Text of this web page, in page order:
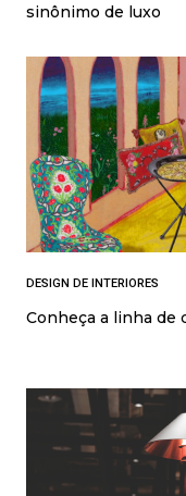
sinônimo de luxo
DESIGN DE INTERIORES
Conheça a linha de